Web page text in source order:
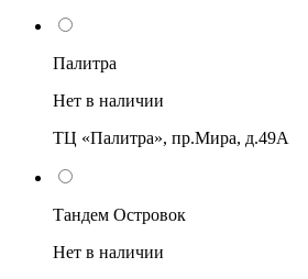
Палитра
Нет в наличии
ТЦ «Палитра», пр.Мира, д.49А
Тандем Островок
Нет в наличии